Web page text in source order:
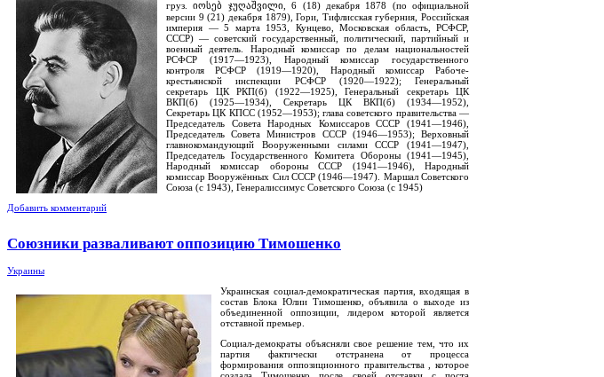
груз. იოსებ ჯუღაშვილი, 6 (18) декабря 1878 (по официальной
версии 9 (21) декабря 1879), Гори, Тифлисская губерния, Российская
империя — 5 марта 1953, Кунцево, Московская область, РСФСР,
СССР) — советский государственный, политический, партийный и
военный деятель. Народный комиссар по делам национальностей
РСФСР (1917—1923), Народный комиссар государственного
контроля РСФСР (1919—1920), Народный комиссар Рабоче-
крестьянской инспекции РСФСР (1920—1922); Генеральный
секретарь ЦК РКП(б) (1922—1925), Генеральный секретарь ЦК
ВКП(б) (1925—1934), Секретарь ЦК ВКП(б) (1934—1952),
Секретарь ЦК КПСС (1952—1953); глава советского правительства —
Председатель Совета Народных Комиссаров СССР (1941—1946),
Председатель Совета Министров СССР (1946—1953); Верховный
главнокомандующий Вооруженными силами СССР (1941—1947),
Председатель Государственного Комитета Обороны (1941—1945),
Народный комиссар обороны СССР (1941—1946), Народный
комиссар Вооружённых Сил СССР (1946—1947). Маршал Советского
Союза (с 1943), Генералиссимус Советского Союза (с 1945)
Добавить комментарий
Союзники разваливают оппозицию Тимошенко
Украины
Украинская социал-демократическая партия, входящая в
состав Блока Юлии Тимошенко, объявила о выходе из
объединенной оппозиции, лидером которой является
отставной премьер.
Социал-демократы объясняли свое решение тем, что их
партия фактически отстранена от процесса
формирования оппозиционного правительства , которое